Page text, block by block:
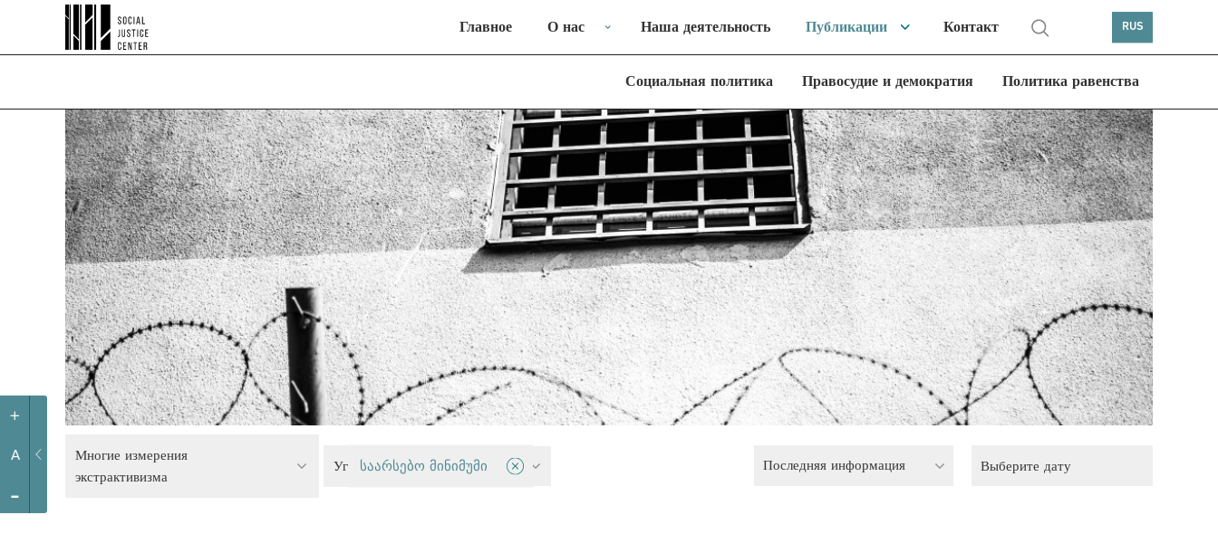
+
A
-
Главное О нас Наша деятельность Публикации Контакт RUS
Социальная политика Правосудие и демократия Политика равенства
Многие измерения
экстрактивизма
Уголовное правосудие
საარსებო მინიმუმი Последняя информация